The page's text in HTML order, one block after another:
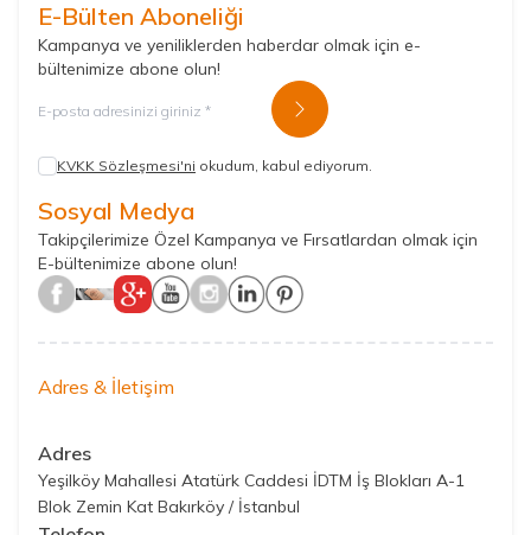
E-Bülten Aboneliği
Kampanya ve yeniliklerden haberdar olmak için e-
bültenimize abone olun!
Kayıt Ol
KVKK Sözleşmesi'ni okudum, kabul ediyorum.
Sosyal Medya
Takipçilerimize Özel Kampanya ve Fırsatlardan olmak için
E-bültenimize abone olun!
Adres & İletişim
Adres
Yeşilköy Mahallesi Atatürk Caddesi İDTM İş Blokları A-1
Blok Zemin Kat Bakırköy / İstanbul